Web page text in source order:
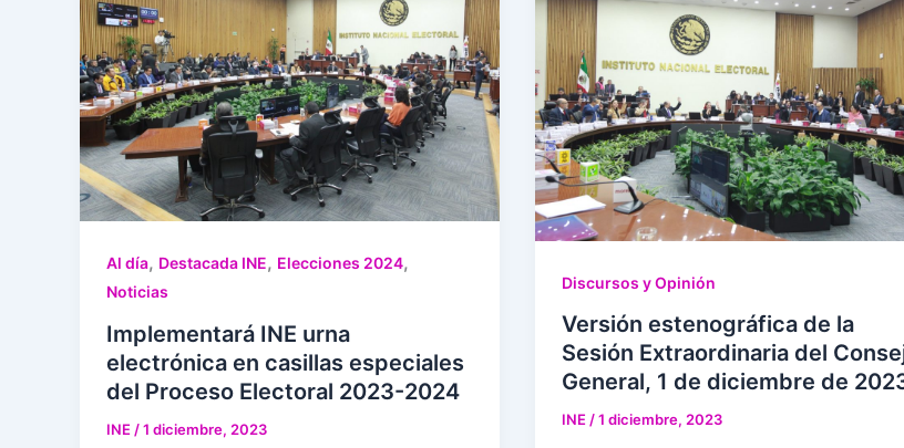
Al día, Destacada INE, Elecciones 2024,
Noticias
Implementará INE urna
electrónica en casillas especiales
del Proceso Electoral 2023-2024
INE /1 diciembre, 2023
Discursos y Opinión
Versión estenográfica de la
Sesión Extraordinaria del
General, 1 de diciembre de
INE/1 diciembre, 2023